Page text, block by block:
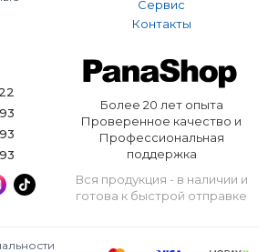
Сервис
Контакты
Более 20 лет опыта
Проверенное качество и
Профессиональная
поддержка
Вся продукция - в наличии и
готова к быстрой отправке